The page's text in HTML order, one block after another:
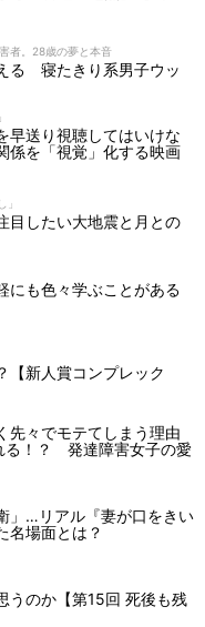
者。28歳の夢と本音
る 寝たきり系男子ウッ
早送り視聴してはいけな
を「視覚」化する映画
したい大地震と月との
にも色々学ぶことがある
【新人賞コンプレック
先々でモテてしまう理由
る！？ 発達障害女子の愛
」…リアル『妻が口をきい
名場面とは？
うのか【第15回 死後も残